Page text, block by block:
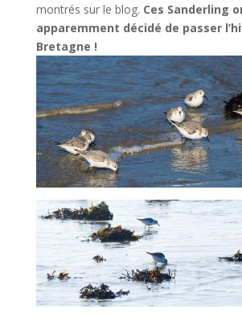
montrés sur le blog. Ces Sanderling
apparemment décidé de passer
Bretagne !